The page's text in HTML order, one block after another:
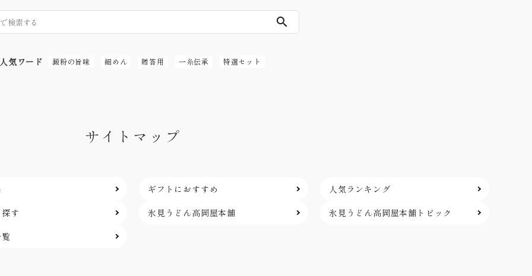
search
人気ワード 澱粉の旨味 細めん 贈答用 一糸伝承 特選セット
サイトマップ
ギフトにおすすめ
人気ランキング
す 氷見うどん高岡屋本舗 氷見うどん高岡屋本舗 トピック